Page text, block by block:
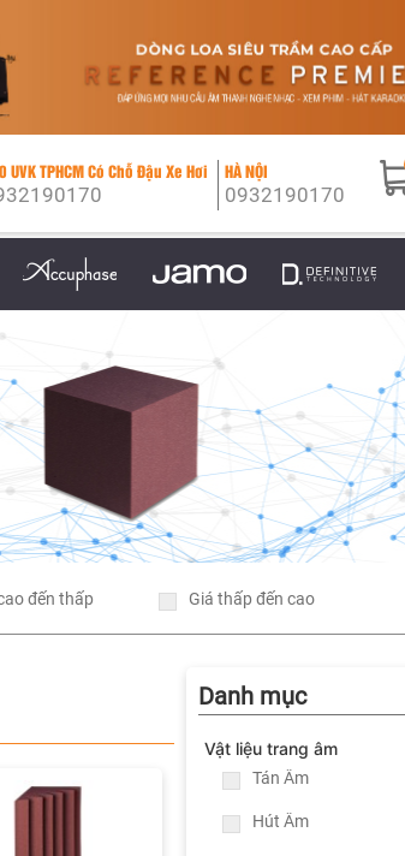
UVK TPHCM Có Chỗ Đậu Xe Hơi HÀ NỘI
0932190170
đến thấp Giá thấp đến cao
Danh mục
Vật liệu trang âm
Tán Âm
Hút Âm